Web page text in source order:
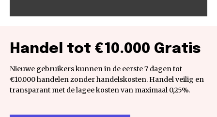
Handel tot €10.000 Gratis
Nieuwe gebruikers kunnen in de eerste 7 dagen tot
€10.000 handelen zonder handelskosten. Handel veilig en
transparant met de lagee kosten van maximaal 0,25%.